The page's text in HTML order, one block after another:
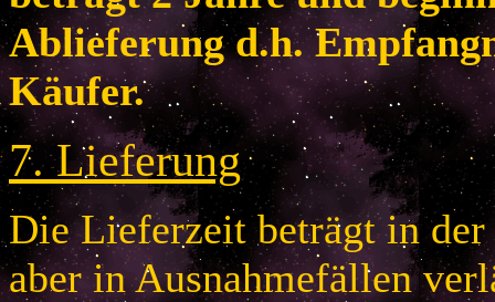
Ablieferung d.h.
Käufer.
7.Lieferung
Die Lieferzeit beträgt in der
aber in Ausnahmefällen